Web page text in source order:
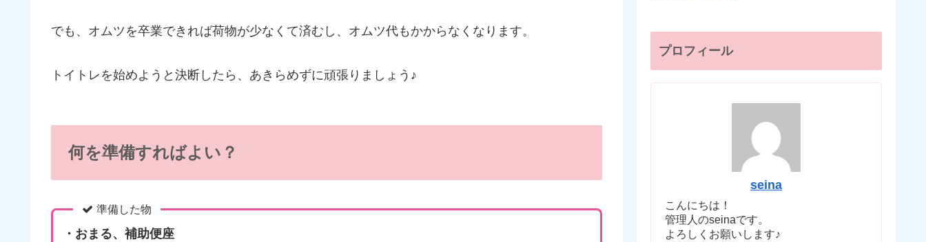
でも、オムツを卒業できれば荷物が少なくて済むし、オムツ代もかからなくなります。
トイトレを始めようと決断したら、あきらめずに頑張りましょう♪
何を準備すればよい？
準備した物
・おまる、補助便座
プロフィール
seina
こんにちは！
管理人のseinaです。
よろしくお願いします♪